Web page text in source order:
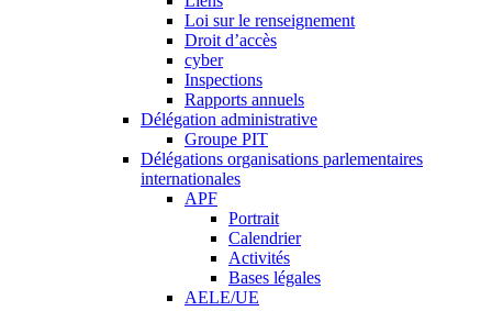
Loi sur le renseignement
Droit d’accès
cyber
Inspections
Rapports annuels
Délégation administrative
Groupe PIT
Délégations organisations parlementaires
internationales
APF
Portrait
Calendrier
Activités
Bases légales
AELE/UE